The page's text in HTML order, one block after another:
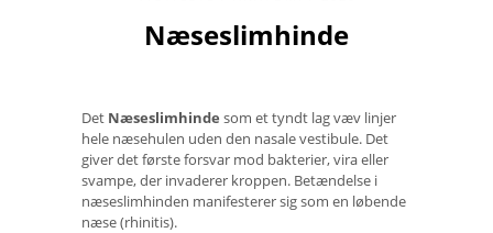
Næseslimhinde
Det Næseslimhinde som et tyndt lag væv linjer
hele næsehulen uden den nasale vestibule. Det
giver det første forsvar mod bakterier, vira eller
svampe, der invaderer kroppen. Betændelse i
næseslimhinden manifesterer sig som en løbende
næse (rhinitis).